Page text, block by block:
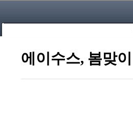
에이수스, 봄맞